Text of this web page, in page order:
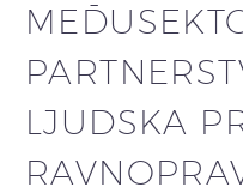
LJUDSKA